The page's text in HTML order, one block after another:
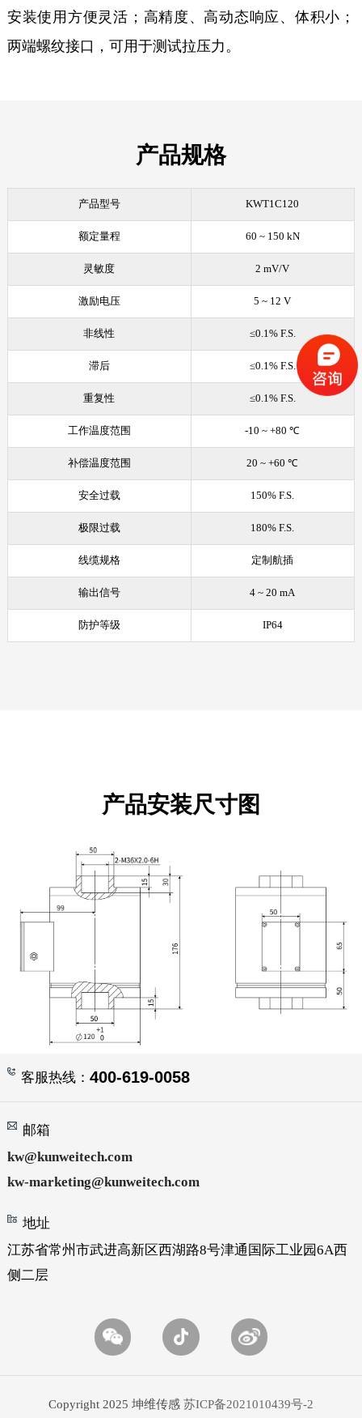
安装使用方便灵活；高精度、高动态响应、体积小；
两端螺纹接口，可用于测试拉压力。
产品规格
产品型号 KWT1C120
额定量程 60 ~ 150 kN
灵敏度 2 mV/V
激励电压 5~ 12 V
非线性 ≤0.1% F.S.
滞后 ≤0.1% F.S.
重复性 ≤0.1% F.S.
工作温度范围 -10 ~ +80 ℃
补偿温度范围 20 ~ +60 ℃
安全过载 150% F.S.
极限过载 180% F.S.
线缆规格 定制航插
输出信号 4 ~ 20 mA
防护等级 IP64
产品安装尺寸图
客服热线： 400-619-0058
邮箱
kw@kunweitech.com
kw-marketing@kunweitech.com
地址
江苏省常州市武进高新区西湖路8号津通国际工业园6A西
侧二层
Copyright 2025 坤维传感 苏ICP备2021010439号-2